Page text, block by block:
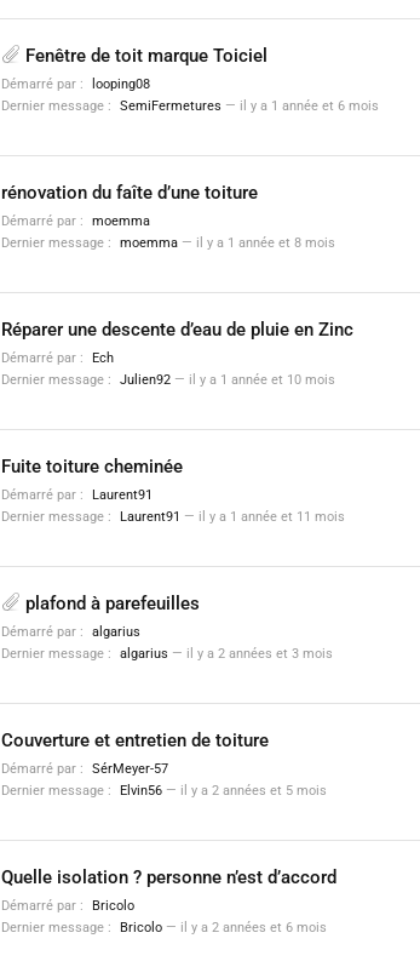
Fenêtre de toit marque Toiciel
Démarré par :
looping08
Dernier message :
SemiFermetures — il y a 1 année et 6 mois
rénovation du faîte d’une toiture
Démarré par :
moemma
Dernier message :
moemma — il y a 1 année et 8 mois
Réparer une descente d’eau de pluie en Zinc
Démarré par :
Ech
Dernier message :
Julien92 — il y a 1 année et 10 mois
Fuite toiture cheminée
Démarré par :
Laurent91
Dernier message :
Laurent91 — il y a 1 année et 11 mois
plafond à parefeuilles
Démarré par :
algarius
Dernier message :
algarius — il y a 2 années et 3 mois
Couverture et entretien de toiture
Démarré par :
SérMeyer-57
Dernier message :
Elvin56 — il y a 2 années et 5 mois
Quelle isolation ? personne n’est d’accord
Démarré par :
Bricolo
Dernier message :
Bricolo — il y a 2 années et 6 mois